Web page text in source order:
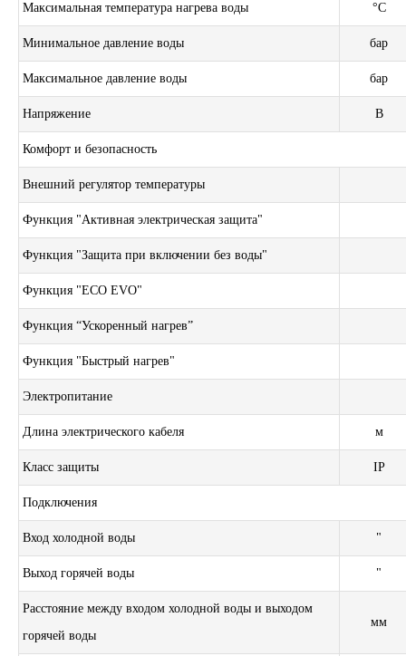
Максимальная температура нагрева воды °С
Минимальное давление воды бар
Максимальное давление воды бар
Напряжение В
Комфорт и безопасность
Внешний регулятор температуры
Функция "Активная электрическая защита"
Функция "Защита при включении без воды"
Функция "ECO EVO"
Функция “Ускоренный нагрев”
Функция "Быстрый нагрев"
Электропитание
Длина электрического кабеля м
Класс защиты IP
Подключения
Вход холодной воды "
Выход горячей воды "
Расстояние между входом холодной воды и выходом
горячей воды
мм